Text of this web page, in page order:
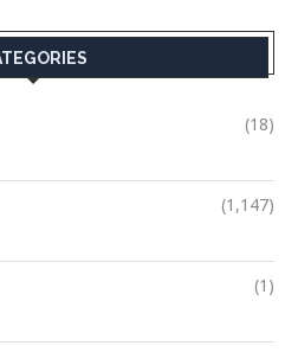
(18)
(1,147)
(1)